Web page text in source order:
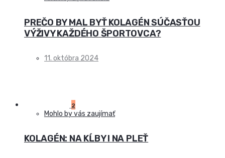
PREČO BY MAL BYŤ KOLAGÉN SÚČASŤOU
VÝŽIVY KAŽDÉHO ŠPORTOVCA?
11. októbra 2024
2
Mohlo by vás zaujímať
KOLAGÉN: NA KĹBY I NA PLEŤ